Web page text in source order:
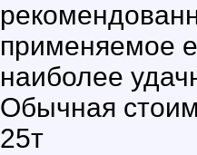
применяемое
наиболее
Обычная
25т